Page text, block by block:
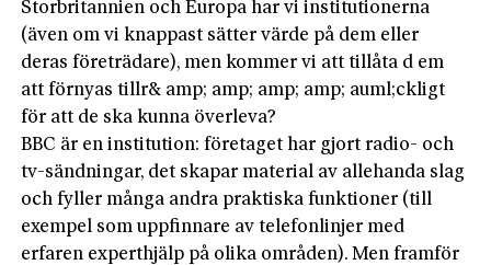
Storbritannien och Europa har vi institutionerna
(även om vi knappast sätter värde på dem eller
deras företrädare), men kommer vi att tillåta d em
att förnyas tillr& amp; amp; amp; amp; auml;ckligt
för att de ska kunna överleva?
BBC är en institution: företaget har gjort radio- och
tv-sändningar, det skapar material av allehanda slag
och fyller många andra praktiska funktioner (till
exempel som uppfinnare av telefonlinjer med
erfaren experthjälp på olika områden). Men framför